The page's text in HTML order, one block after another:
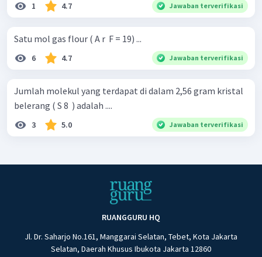
1 4.7 Jawaban terverifikasi
Satu mol gas flour ( A r ​ F = 19) ...
6 4.7 Jawaban terverifikasi
Jumlah molekul yang terdapat di dalam 2,56 gram kristal
belerang ( S 8 ​ ) adalah ....
3 5.0 Jawaban terverifikasi
RUANGGURU HQ
Jl. Dr. Saharjo No.161, Manggarai Selatan, Tebet, Kota Jakarta
Selatan, Daerah Khusus Ibukota Jakarta 12860